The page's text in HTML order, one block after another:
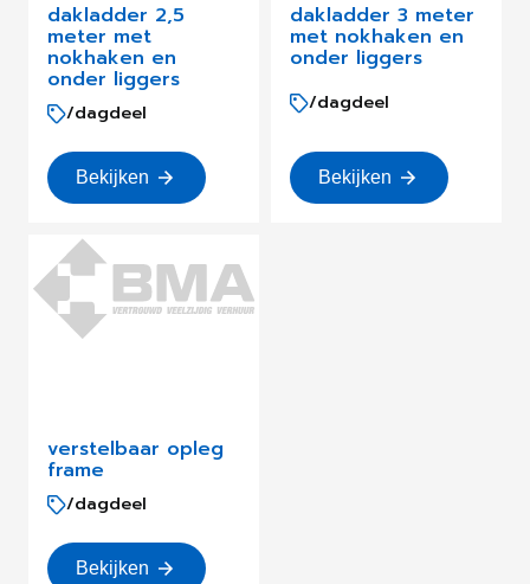
dakladder 2,5
meter met
nokhaken en
onder liggers
/dagdeel
Bekijken
dakladder 3 meter
met nokhaken en
onder liggers
/dagdeel
Bekijken
verstelbaar opleg
frame
/dagdeel
Bekijken